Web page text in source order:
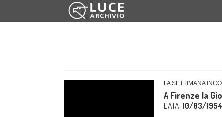
LA SETTIMANA
A Firenze la
DATA: 10/03/1954